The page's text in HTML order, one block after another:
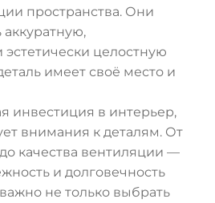
пространства. Они
аккуратную,
целостную
имеет своё место и
инвестиция в интерьер,
внимания к деталям. От
качества вентиляции —
и долговечность
не только выбрать